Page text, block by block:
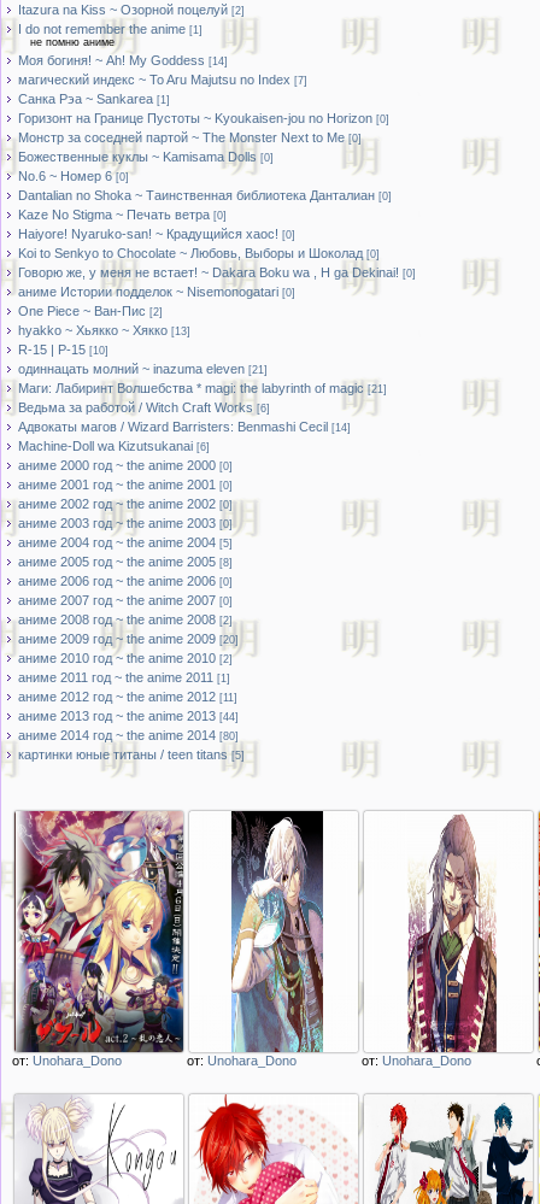
Itazura na Kiss ~ Озорной поцелуй [2]
I do not remember the anime [1]
не помню аниме
Моя богиня! ~ Ah! My Goddess [14]
магический индекс ~ To Aru Majutsu no Index [7]
Санка Рэа ~ Sankarea [1]
Горизонт на Границе Пустоты ~ Kyoukaisen-jou no Horizon [0]
Монстр за соседней партой ~ The Monster Next to Me [0]
Божественные куклы ~ Kamisama Dolls [0]
No.6 ~ Номер 6 [0]
Dantalian no Shoka ~ Таинственная библиотека Данталиан [0]
Kaze No Stigma ~ Печать ветра [0]
Haiyore! Nyaruko-san! ~ Крадущийся хаос! [0]
Koi to Senkyo to Chocolate ~ Любовь, Выборы и Шоколад [0]
Говорю же, у меня не встает! ~ Dakara Boku wa , H ga Dekinai! [0]
аниме Истории подделок ~ Nisemonogatari [0]
One Piece ~ Ван-Пис [2]
hyakko ~ Хьякко ~ Хякко [13]
R-15 | Р-15 [10]
одиннацать молний ~ inazuma eleven [21]
Маги: Лабиринт Волшебства * magi: the labyrinth of magic [21]
Ведьма за работой / Witch Craft Works [6]
Адвокаты магов / Wizard Barristers: Benmashi Cecil [14]
Machine-Doll wa Kizutsukanai [6]
аниме 2000 год ~ the anime 2000 [0]
аниме 2001 год ~ the anime 2001 [0]
аниме 2002 год ~ the anime 2002 [0]
аниме 2003 год ~ the anime 2003 [0]
аниме 2004 год ~ the anime 2004 [5]
аниме 2005 год ~ the anime 2005 [8]
аниме 2006 год ~ the anime 2006 [0]
аниме 2007 год ~ the anime 2007 [0]
аниме 2008 год ~ the anime 2008 [2]
аниме 2009 год ~ the anime 2009 [20]
аниме 2010 год ~ the anime 2010 [2]
аниме 2011 год ~ the anime 2011 [1]
аниме 2012 год ~ the anime 2012 [11]
аниме 2013 год ~ the anime 2013 [44]
аниме 2014 год ~ the anime 2014 [80]
картинки юные титаны / teen titans [5]
Описание
изображения
персонажи из
от: Unohara_Dono
Описание
изображения
Юлий Цезарь из
от: Unohara_Dono
Описание
изображения
Леонардо да Винчи
от: Unohara_Dono